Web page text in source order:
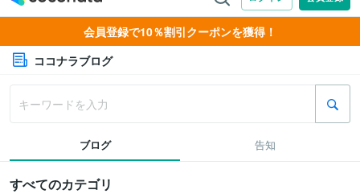
会員登録で10％割引クーポンを獲得！
ココナラブログ
ブログ 告知
すべてのカテゴリ